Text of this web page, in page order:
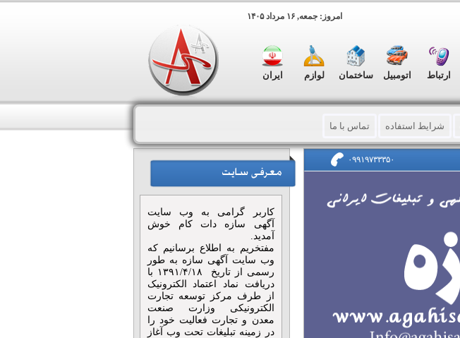
امروز: جمعه, ۱۶ مرداد ۱۴۰۵
ارتباط اتومبیل ساختمان لوازم ایران
شرایط استفاده تماس با ما
۰۹۹۱۹۷۳۳۳۵۰
کاربر گرامی به وب سایت
آگهی سازه دات کام خوش
آمدید.
مفتخریم به اطلاع برسانیم که
وب سایت آگهی سازه به طور
رسمی از تاریخ ۱۳۹۱/۴/۱۸ با
دریافت نماد اعتماد الکترونیک
از طرف مرکز توسعه تجارت
الکترونیکی وزارت صنعت
معدن و تجارت فعالیت خود را
در زمینه تبلیغات تحت وب آغاز